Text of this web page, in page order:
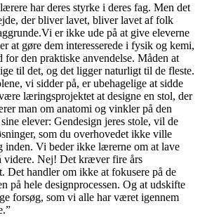
har deres styrke i deres fag. Men det
der bliver lavet, bliver lavet af folk
er ikke ude på at give eleverne
at gøre dem interesserede i fysik og kemi,
den praktiske anvendelse. Måden at
til det, og det ligger naturligt til de fleste.
vi sidder på, er ubehagelige at sidde
læringsprojektet at designe en stol, der
man om anatomi og vinkler på den
elever: Gendesign jeres stole, vil de
som du overhovedet ikke ville
inden. Vi beder ikke lærerne om at lave
videre. Nej! Det kræver fire års
Det handler om ikke at fokusere på de
på hele designprocessen. Og at udskifte
forsøg, som vi alle har været igennem